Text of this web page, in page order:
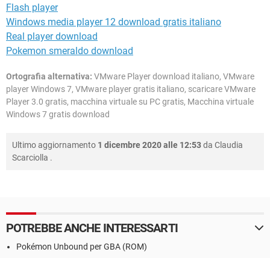
Flash player
Windows media player 12 download gratis italiano
Real player download
Pokemon smeraldo download
Ortografia alternativa: VMware Player download italiano, VMware
player Windows 7, VMware player gratis italiano, scaricare VMware
Player 3.0 gratis, macchina virtuale su PC gratis, Macchina virtuale
Windows 7 gratis download
Ultimo aggiornamento 1 dicembre 2020 alle 12:53da Claudia
Scarciolla .
POTREBBE ANCHE INTERESSARTI
Pokémon Unbound per GBA (ROM)